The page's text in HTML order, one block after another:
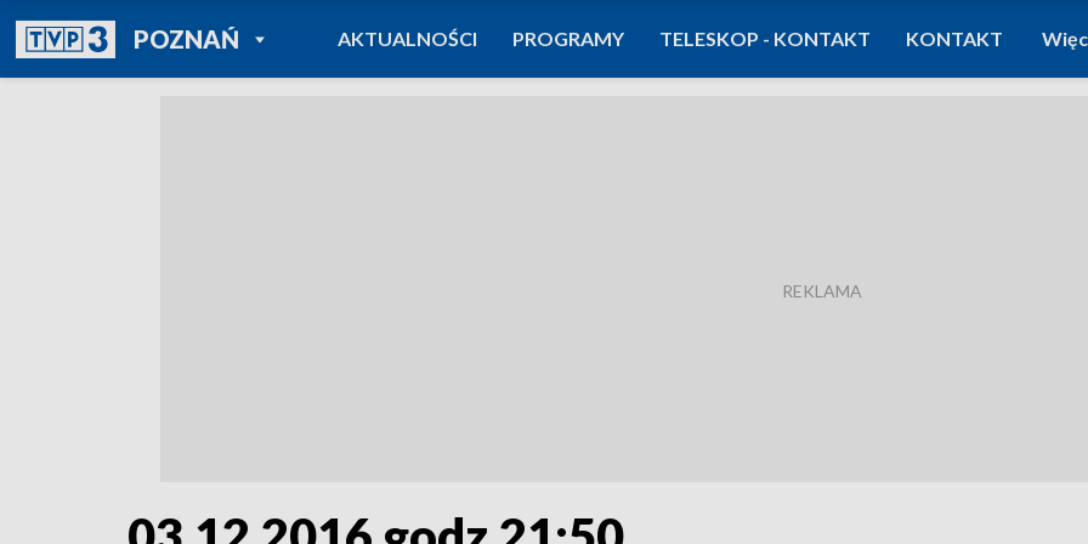
POZNAŃPOWRÓT DO
TVP REGIONY
AKTUALNOŚCI PROGRAMY TELESKOP - KONTAKT KONTAKT